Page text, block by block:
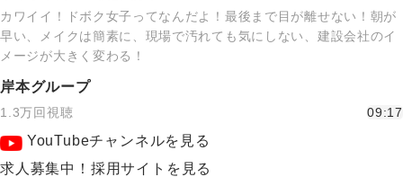
カワイイ！ドボク女子ってなんだよ！最後まで目が離せない！朝が
早い、メイクは簡素に、現場で汚れても気にしない、建設会社のイ
メージが大きく変わる！
岸本グループ
1.3万回視聴 09:17
YouTubeチャンネルを見る
求人募集中！採用サイトを見る